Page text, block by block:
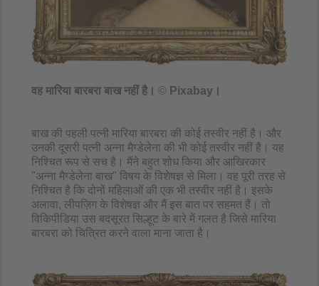
वह मारिया बारबरा बाख नहीं है। © Pixabay ।
बाख की पहली पत्नी मारिया बारबरा की कोई तस्वीर नहीं है। और
उनकी दूसरी पत्नी अन्ना मैग्डेलेना की भी कोई तस्वीर नहीं है। यह
निश्चित रूप से सच है। मैंने बहुत शोध किया और आखिरकार
"अन्ना मैग्डेलेना बाख" विषय के विशेषज्ञ से मिला। वह पूरी तरह से
निश्चित है कि दोनों महिलाओं की एक भी तस्वीर नहीं है। इसके
अलावा, लीपज़िग के विशेषज्ञ और मैं इस बात पर सहमत हैं। तो
विकिपीडिया उस बदसूरत सिल्हूट के बारे में गलत है जिसे मारिया
बारबरा को चित्रित करने वाला माना जाता है।